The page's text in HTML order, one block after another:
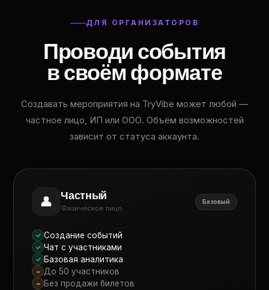
ДЛЯ ОРГАНИЗАТОРОВ
Проводи события
в своём формате
Создавать мероприятия на TryVibe может любой —
частное лицо, ИП или ООО. Объём возможностей
зависит от статуса аккаунта.
👤 Частный
Физическое лицо
Базовый
✓ Создание событий
✓ Чат с участниками
✓ Базовая аналитика
~ До 50 участников
~ Без продажи билетов